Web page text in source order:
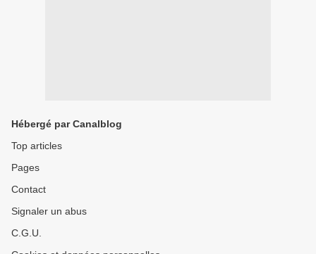
Hébergé par Canalblog
Top articles
Pages
Contact
Signaler un abus
C.G.U.